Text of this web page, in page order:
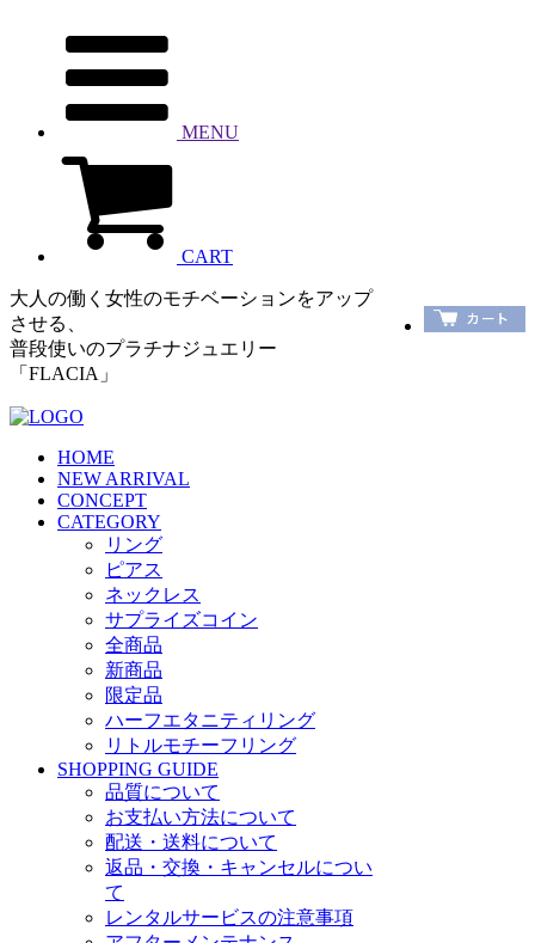
MENU
CART
大人の働く女性のモチベーションをアップ
させる、
普段使いのプラチナジュエリー
「FLACIA」
HOME
NEW ARRIVAL
CONCEPT
CATEGORY
リング
ピアス
ネックレス
サプライズコイン
全商品
新商品
限定品
ハーフエタニティリング
リトルモチーフリング
SHOPPING GUIDE
品質について
お支払い方法について
配送・送料について
返品・交換・キャンセルについ
て
レンタルサービスの注意事項